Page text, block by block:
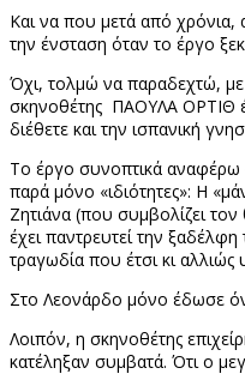
Και να που μετά από
την ένσταση όταν το έργο
Όχι, τολμώ να παραδεχτώ, με
σκηνοθέτης ΠΑΟΥΛΑ ΟΡΤΙΘ
διέθετε και την ισπανική
Το έργο συνοπτικά αναφέρω
παρά μόνο «ιδιότητες»: Η
Ζητιάνα (που συμβολίζει
έχει παντρευτεί την
τραγωδία που έτσι κι
Στο Λεονάρδο μόνο έδωσε
Λοιπόν, η σκηνοθέτης
κατέληξαν συμβατά. Ότι ο